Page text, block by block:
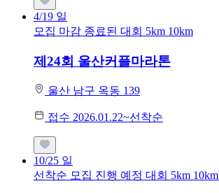
4/19 일
모집 마감 종료된 대회 5km 10km
제24회 울산커플마라톤
울산 남구 옥동 139
접수 2026.01.22~선착순
10/25 일
선착순 모집 진행 예정 대회 5km 10km